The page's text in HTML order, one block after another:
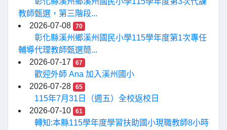
教師甄選，第三階段...
2026-07-08
70
彰化縣溪州鄉溪州國民小學115學年度第1次專任
輔導代理教師甄選簡...
2026-07-17
67
歡迎外師 Ana 加入溪州國小
2026-07-28
65
115年7月31日（週五）全校返校日
2026-07-10
61
轉知:本縣115學年度學習扶助國小現職教師8小時